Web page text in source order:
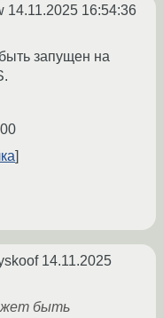
14.11.2025 16:54:36
запущен на
14.11.2025
быть